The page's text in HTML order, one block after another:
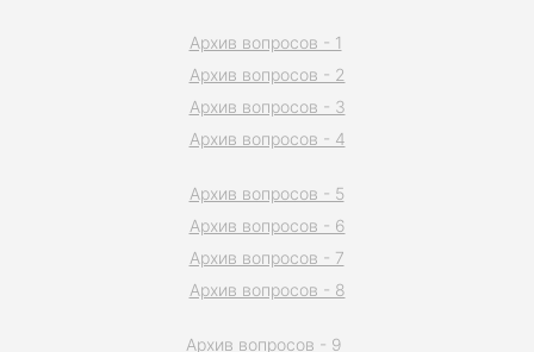
Архив вопросов - 1
Архив вопросов - 2
Архив вопросов - 3
Архив вопросов - 4
Архив вопросов - 5
Архив вопросов - 6
Архив вопросов - 7
Архив вопросов - 8
Архив вопросов - 9